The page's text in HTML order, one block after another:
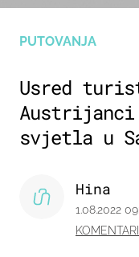
PUTOVANJA
Usred
Austrijanci
svjetla u
Hina
1.08.2022
KOMENTARI